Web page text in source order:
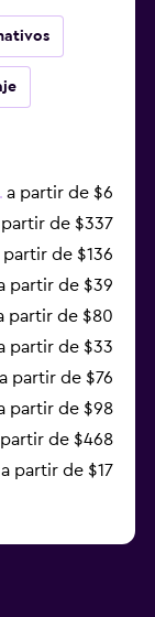
a partir de $6
partir de $337
partir de $136
partir de $39
partir de $80
partir de $33
a partir de $76
partir de $98
de $468
a partir de $17